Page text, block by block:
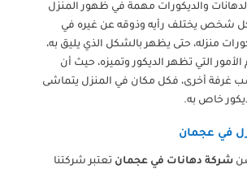
الدهانات والديكورات مهمة في ظهور المنزل
شخص يختلف رأيه وذوقه عن غيره في
منزله، حتى يظهر بالشكل الذي يليق به،
التي تظهر الديكور وتميزه، حيث أن
غرفة أخرى، فكل مكان في المنزل يتماشى
خاص به.
في عجمان
شركة دهانات في عجمان تعتبر شركتنا